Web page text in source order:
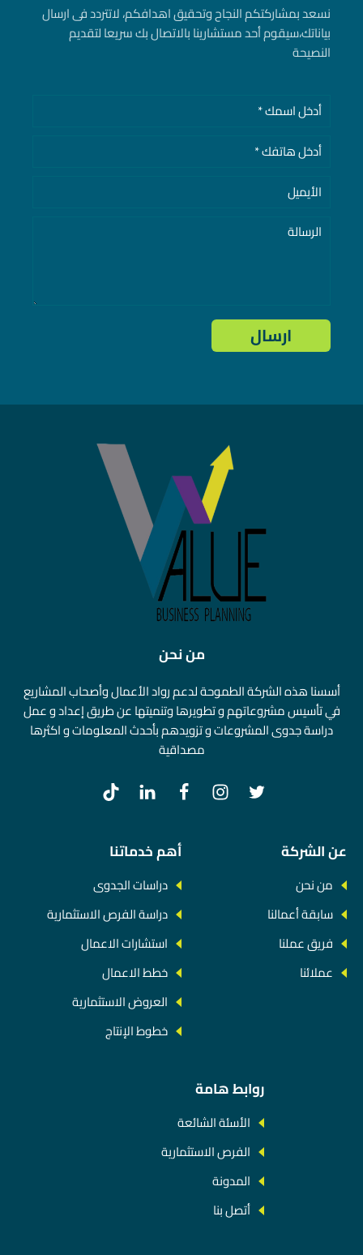
نسعد بمشاركتكم النجاح وتحقيق اهدافكم، لاتتردد فى ارسال
بياناتك، سيقوم أحد مستشارينا بالاتصال بك سريعا لتقديم
النصيحة
من نحن
أسسنا هذه الشركة الطموحة لدعم رواد الأعمال وأصحاب المشاريع
في تأسيس مشروعاتهم و تطويرها وتنميتها عن طريق إعداد و عمل
دراسة جدوى المشروعات و تزويدهم بأحدث المعلومات و اكثرها
مصداقية
عن الشركة
من نحن
سابقة أعمالنا
فريق عملنا
عملائنا
أهم خدماتنا
دراسات الجدوى
دراسة الفرص الاستثمارية
استشارات الاعمال
خطط الاعمال
العروض الاستثمارية
خطوط الإنتاج
روابط هامة
الأسئة الشائعة
الفرص الاستثمارية
المدونة
أتصل بنا